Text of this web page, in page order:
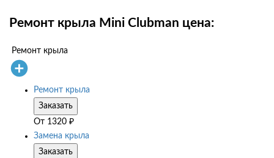
Ремонт крыла Mini Clubman цена:
Ремонт крыла
Ремонт крыла
Заказать
От 1320 ₽
Замена крыла
Заказать